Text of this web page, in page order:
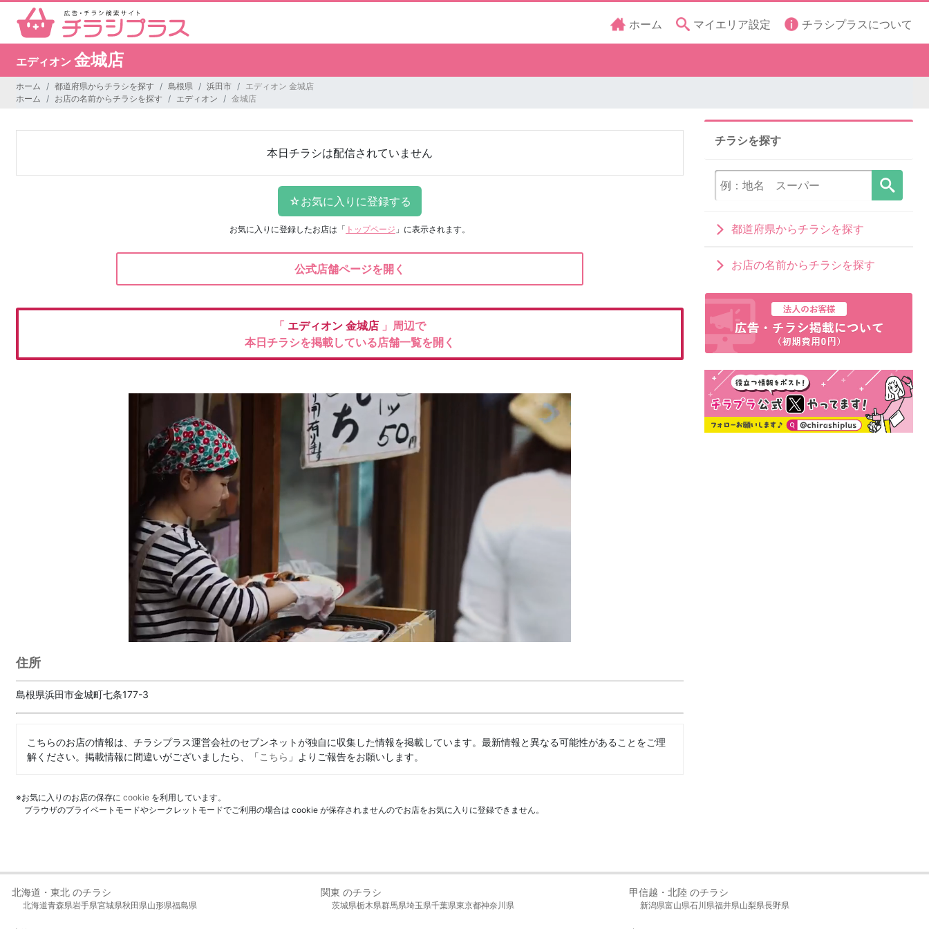
ホーム マイエリア設定 チラシプラスについて
エディオン 金城店
ホーム 都道府県からチラシを探す 島根県 浜田市
エディオン 金城店
ホーム
お店の名前からチラシを探す エディオン 金城店
本日チラシは配信されていません
お気に入りに登録したお店は 「 トップページ 」に表示されます。
公式店舗ページを開く
「 エディオン 金城店 」周辺で
本日チラシを掲載している店舗一覧を開く
住所
島根県浜田市金城町七条177-3
こちらのお店の情報は、チラシプラス運営会社のセブンネットが独自に収集した情報を掲載しています。最新情報と異なる可能性があることをご理
解ください。掲載情報に間違いがございましたら、「こちら 」よりご報告をお願いします。
※お気に入りのお店の保存に cookie を利用しています。
ブラウザのプライベートモードやシークレットモードでご利用の場合は cookie が保存されませんのでお店をお気に入りに登録できません。
チラシを探す
都道府県からチラシを探す
お店の名前からチラシを探す
北海道・東北 のチラシ
北海道青森県岩手県宮城県秋田県山形県福島県
関東 のチラシ
茨城県栃木県群馬県埼玉県千葉県東京都神奈川県
甲信越・北陸 のチラシ
新潟県富山県石川県福井県山梨県長野県